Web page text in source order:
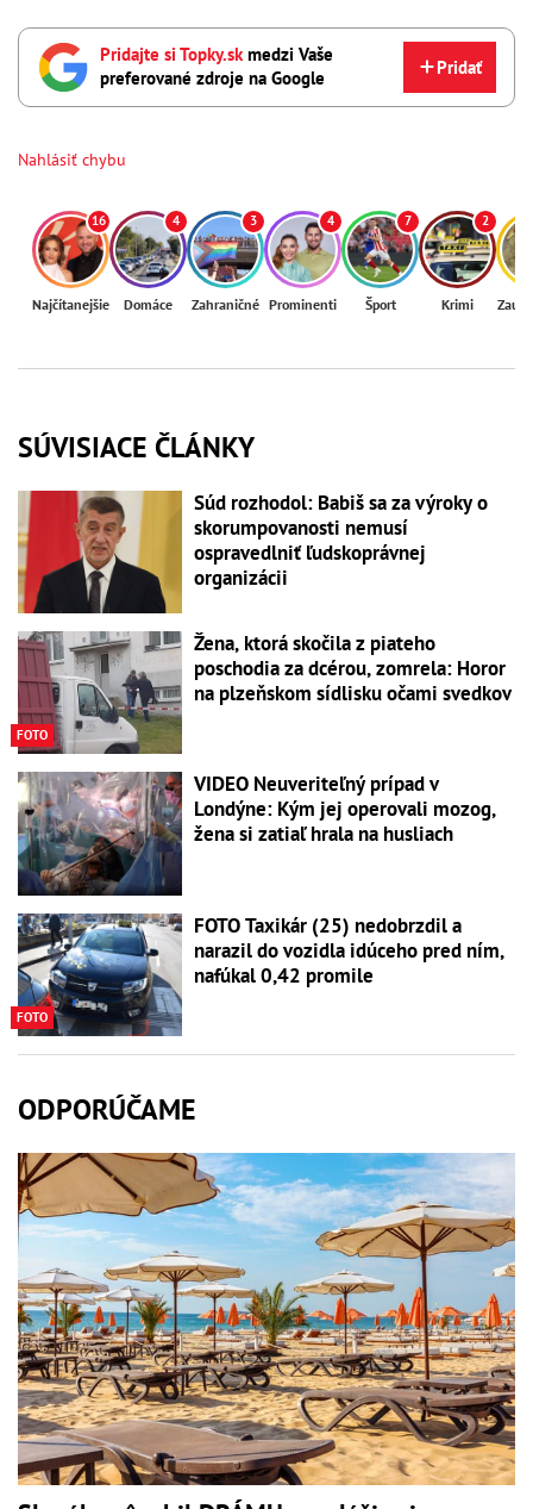
Pridajte si Topky.skmedzi Vaše
preferované zdroje na Google
Pridať
Nahlásiť chybu
16
Najčítanejšie
4
Domáce
3
Zahraničné
4
Prominenti
7
Šport
2
Krimi
SÚVISIACE ČLÁNKY
Súd rozhodol: Babiš sa za výroky o
skorumpovanosti nemusí
ospravedlniť ľudskoprávnej
organizácii
FOTO
Žena, ktorá skočila z piateho
poschodia za dcérou, zomrela: Horor
na plzeňskom sídlisku očami svedkov
VIDEO Neuveriteľný prípad v
Londýne: Kým jej operovali mozog,
žena si zatiaľ hrala na husliach
FOTO
FOTO Taxikár (25) nedobrzdil a
narazil do vozidla idúceho pred ním,
nafúkal 0,42 promile
ODPORÚČAME